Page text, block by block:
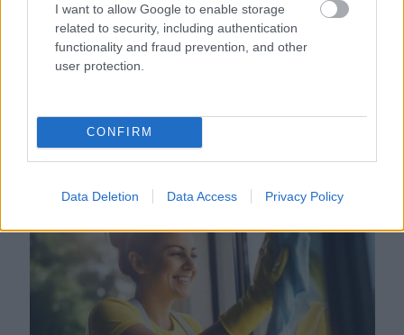
I want to allow Google to enable storage
related to security, including authentication
functionality and fraud prevention, and other
user protection.
CONFIRM
Data Deletion Data Access Privacy Policy
szőnyeg alá